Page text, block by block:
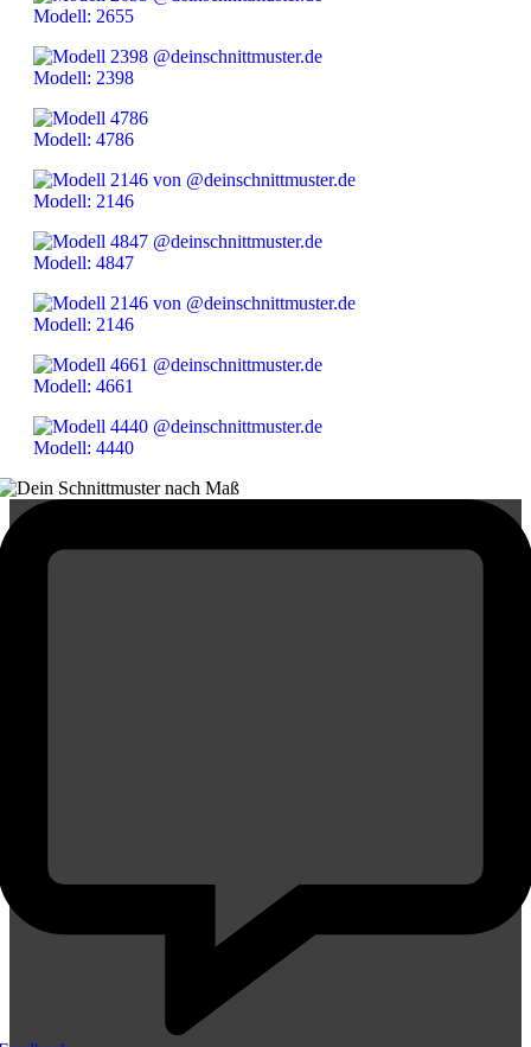
Modell: 2655
Modell: 2398
Modell: 4786
Modell: 2146
Modell: 4847
Modell: 2146
Modell: 4661
Modell: 4440